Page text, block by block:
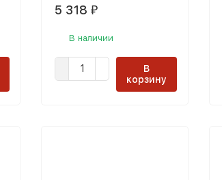
5 318 ₽
В наличии
В
корзину